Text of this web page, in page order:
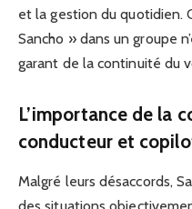
et la gestion du quotidien.
Sancho » dans un groupe
garant de la continuité du
L’importance de la
conducteur et
Malgré leurs désaccords,